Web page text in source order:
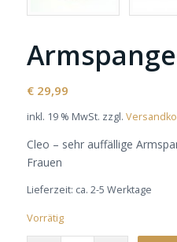
€29,99
inkl. 19 % MwSt. zzgl.
Cleo – sehr auffällige
Frauen
Lieferzeit: ca. 2-5 Werktage
Vorrätig